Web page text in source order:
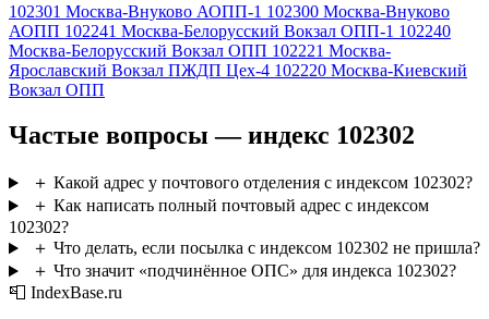
102301 Москва-Внуково АОПП-1 102300 Москва-Внуково
АОПП 102241 Москва-Белорусский Вокзал ОПП-1 102240
Москва-Белорусский Вокзал ОПП 102221 Москва-
Ярославский Вокзал ПЖДП Цех-4 102220 Москва-Киевский
Вокзал ОПП
Частые вопросы — индекс 102302
＋ Какой адрес у почтового отделения с индексом 102302?
＋ Как написать полный почтовый адрес с индексом
102302?
＋ Что делать, если посылка с индексом 102302 не пришла?
＋ Что значит «подчинённое ОПС» для индекса 102302?
📮 IndexBase.ru